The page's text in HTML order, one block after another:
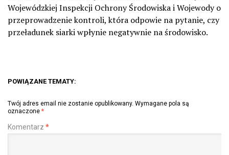
Wojewódzkiej Inspekcji Ochrony Środowiska i Wojewody o
przeprowadzenie kontroli, która odpowie na pytanie, czy
przeładunek siarki wpłynie negatywnie na środowisko.
POWIĄZANE TEMATY:
Twój adres email nie zostanie opublikowany. Wymagane pola są
oznaczone *
Komentarz *